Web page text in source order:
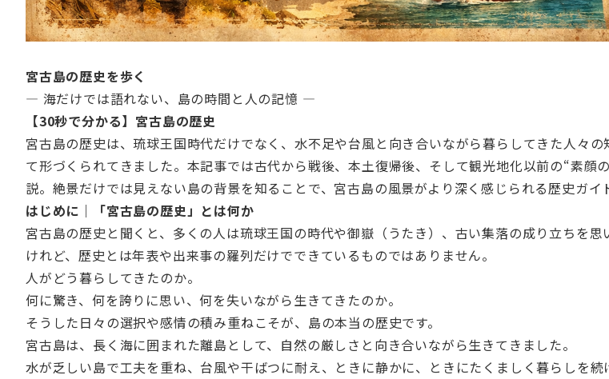
宮古島の歴史を歩く
― 海だけでは語れない、島の時間と人の記憶 ―
【30秒で分かる】宮古島の歴史
宮古島の歴史は、琉球王国時代だけでなく、水不足や台風と向き合いながら暮らしてきた人々
て形づくられてきました。本記事では古代から戦後、本土復帰後、そして観光地化以前の“素顔
説。絶景だけでは見えない島の背景を知ることで、宮古島の風景がより深く感じられる歴史ガイ
はじめに｜「宮古島の歴史」とは何か
宮古島の歴史と聞くと、多くの人は琉球王国の時代や御嶽（うたき）、古い集落の成り立ちを思
けれど、歴史とは年表や出来事の羅列だけでできているものではありません。
人がどう暮らしてきたのか。
何に驚き、何を誇りに思い、何を失いながら生きてきたのか。
そうした日々の選択や感情の積み重ねこそが、島の本当の歴史です。
宮古島は、長く海に囲まれた離島として、自然の厳しさと向き合いながら生きてきました。
水が乏しい島で工夫を重ね、台風や干ばつに耐え、ときに静かに、ときにたくましく暮らしを続